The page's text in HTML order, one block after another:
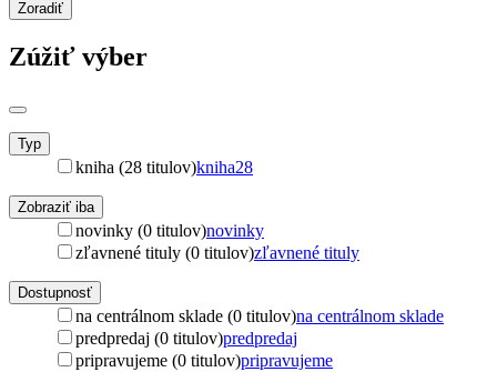
Zoradiť
Zúžiť výber
Typ
kniha (28 titulov)kniha28
Zobraziť iba
novinky (0 titulov)novinky
zľavnené tituly (0 titulov)zľavnené tituly
Dostupnosť
na centrálnom sklade (0 titulov)na centrálnom sklade
predpredaj (0 titulov)predpredaj
pripravujeme (0 titulov)pripravujeme